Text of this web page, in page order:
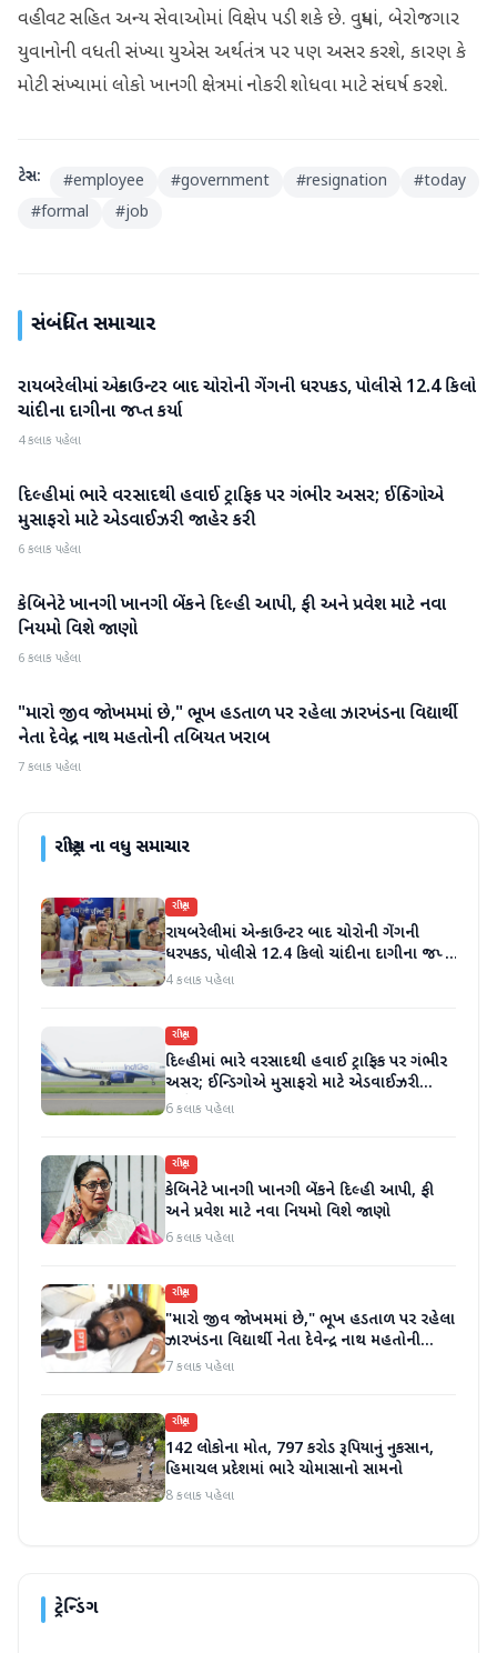
વહીવટ સહિત અન્ય સેવાઓમાં વિક્ષેપ પડી શકે છે. વધુમાં, બેરોજગાર
યુવાનોની વધતી સંખ્યા યુએસ અર્થતંત્ર પર પણ અસર કરશે, કારણ કે
મોટી સંખ્યામાં લોકો ખાનગી ક્ષેત્રમાં નોકરી શોધવા માટે સંઘર્ષ કરશે.
ટેગ્સ: #employee #government #resignation #today
#formal #job
સંબંધિત સમાચાર
રાષ્ટ્રીય
રાયબરેલીમાં એન્કાઉન્ટર બાદ ચોરોની ગેંગની ધરપકડ, પોલીસે 12.4 કિલો
ચાંદીના દાગીના જપ્ત કર્યા
4 કલાક પહેલા
રાષ્ટ્રીય
દિલ્હીમાં ભારે વરસાદથી હવાઈ ટ્રાફિક પર ગંભીર અસર; ઈન્ડિગોએ
મુસાફરો માટે એડવાઈઝરી જાહેર કરી
6 કલાક પહેલા
રાષ્ટ્રીય
કેબિનેટે ખાનગી ખાનગી બેંકને દિલ્હી આપી, ફી અને પ્રવેશ માટે નવા
નિયમો વિશે જાણો
6 કલાક પહેલા
રાષ્ટ્રીય
"મારો જીવ જોખમમાં છે," ભૂખ હડતાળ પર રહેલા ઝારખંડના વિદ્યાર્થી
નેતા દેવેન્દ્ર નાથ મહતોની તબિયત ખરાબ
7 કલાક પહેલા
રાષ્ટ્રીયના વધુ સમાચાર
રાષ્ટ્રીય
રાયબરેલીમાં એન્કાઉન્ટર બાદ ચોરોની ગેંગની
ધરપકડ, પોલીસે 12.4 કિલો ચાંદીના દાગીના જપ્ત
કર્યા
4 કલાક પહેલા
રાષ્ટ્રીય
દિલ્હીમાં ભારે વરસાદથી હવાઈ ટ્રાફિક પર ગંભીર
અસર; ઈન્ડિગોએ મુસાફરો માટે એડવાઈઝરી
જાહેર કરી
6 કલાક પહેલા
રાષ્ટ્રીય
કેબિનેટે ખાનગી ખાનગી બેંકને દિલ્હી આપી, ફી
અને પ્રવેશ માટે નવા નિયમો વિશે જાણો
6 કલાક પહેલા
રાષ્ટ્રીય
"મારો જીવ જોખમમાં છે," ભૂખ હડતાળ પર રહેલા
ઝારખંડના વિદ્યાર્થી નેતા દેવેન્દ્ર નાથ મહતોની
તબિયત ખરાબ
7 કલાક પહેલા
રાષ્ટ્રીય
142 લોકોના મોત, 797 કરોડ રૂપિયાનું નુકસાન,
હિમાચલ પ્રદેશમાં ભારે ચોમાસાનો સામનો
8 કલાક પહેલા
ટ્રેન્ડિંગ